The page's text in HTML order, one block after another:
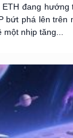
ETH đang
bứt phá lên trên
một nhịp tăng...